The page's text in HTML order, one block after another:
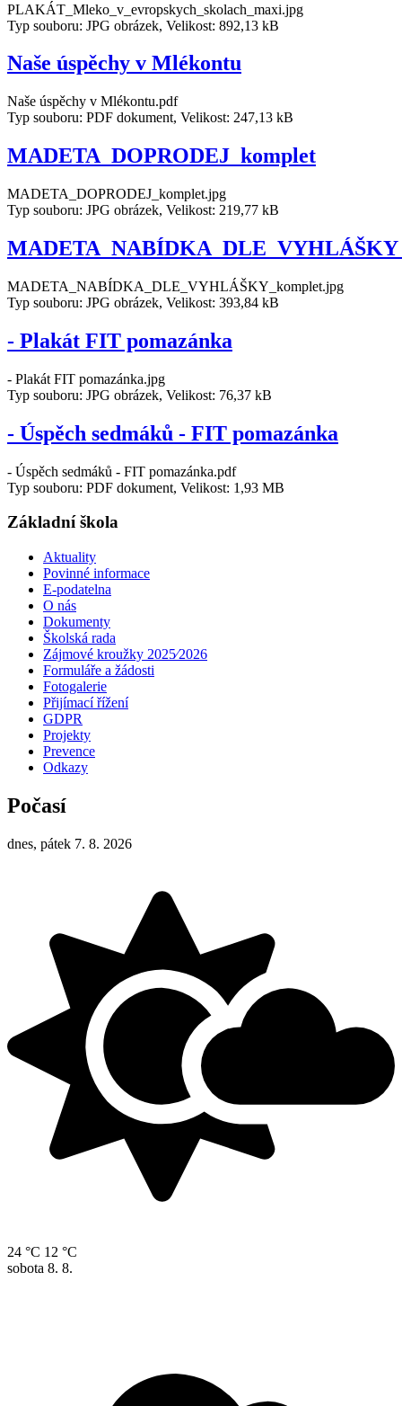
PLAKÁT_Mleko_v_evropskych_skolach_maxi.jpg
Typ souboru: JPG obrázek, Velikost: 892,13 kB
Naše úspěchy v Mlékontu
Naše úspěchy v Mlékontu.pdf
Typ souboru: PDF dokument, Velikost: 247,13 kB
MADETA_DOPRODEJ_komplet
MADETA_DOPRODEJ_komplet.jpg
Typ souboru: JPG obrázek, Velikost: 219,77 kB
MADETA_NABÍDKA_DLE_VYHLÁŠKY_komplet.jpg
Typ souboru: JPG obrázek, Velikost: 393,84 kB
- Plakát FIT pomazánka
- Plakát FIT pomazánka.jpg
Typ souboru: JPG obrázek, Velikost: 76,37 kB
- Úspěch sedmáků - FIT pomazánka
- Úspěch sedmáků - FIT pomazánka.pdf
Typ souboru: PDF dokument, Velikost: 1,93 MB
Základní škola
Aktuality
Povinné informace
E-podatelna
O nás
Dokumenty
Školská rada
Zájmové kroužky 2025⁄2026
Formuláře a žádosti
Fotogalerie
Přijímací řížení
GDPR
Projekty
Prevence
Odkazy
Počasí
dnes, pátek 7. 8. 2026
24 °C 12 °C
sobota 8. 8.